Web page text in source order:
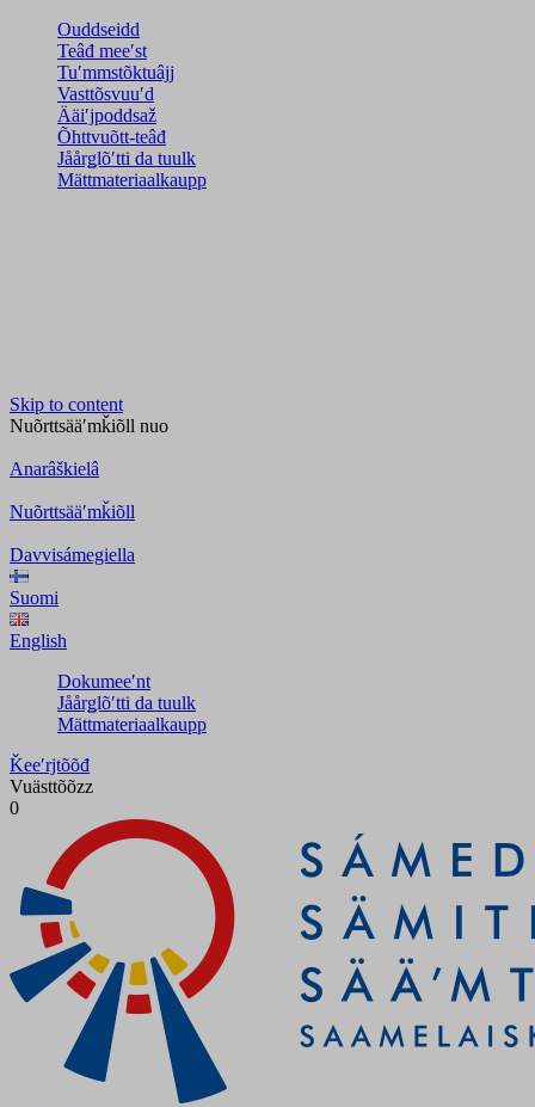
Ouddseidd
Teâđ meeʹst
Tuʹmmstõktuâjj
Vasttõsvuuʹd
Ääiʹjpoddsaž
Õhttvuõtt-teâđ
Jåårǥlõʹtti da tuulk
Mättmateriaalkaupp
Skip to content
Nuõrttsääʹmǩiõll nuo
Anarâškielâ
Nuõrttsääʹmǩiõll
Davvisámegiella
Suomi
English
Dokumeeʹnt
Jåårǥlõʹtti da tuulk
Mättmateriaalkaupp
Ǩeeʹrjtõõđ
Vuästtõõzz
0